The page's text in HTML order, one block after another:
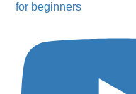
for beginners